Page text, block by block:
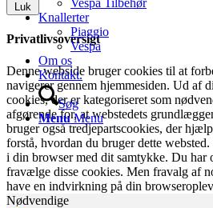
Vespa Tilbehør
Knallerter
Piaggio
Vespa
Om os
Kontakt.
Søg
Menu Menu
Luk
Privatlivsoversigt
Denne webside bruger cookies til at
navigerer gennem hjemmesiden. Ud af
cookies, der er kategoriseret som
afgørende for, at webstedets
bruger også tredjepartscookies, der
forstå, hvordan du bruger dette
i din browser med dit samtykke. Du har
fravælge disse cookies. Men fravalg af
have en indvirkning på din
Nødvendige